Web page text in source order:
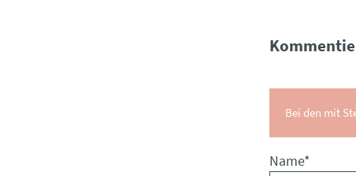
Bei den mit
Pflichtfeld
Name*